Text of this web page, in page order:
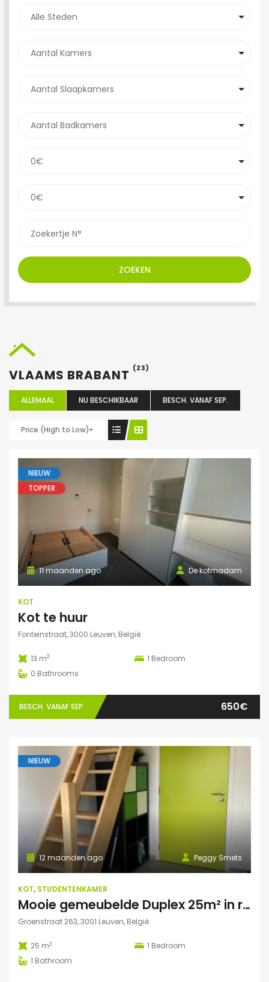
ZOEKEN
VLAAMS BRABANT (23)
ALLEMAAL NU BESCHIKBAAR BESCH. VANAF SEP.
Price (High to Low)
NIEUW
TOPPER
De kotmadam
11 maanden ago
KOT
Kot te huur
Fonteinstraat, 3000 Leuven, België
13 m2 1 Bedroom
0 Bathrooms
BESCH. VANAF SEP. 650€
NIEUW
Peggy Smets
12 maanden ago
KOT, STUDENTENKAMER
Mooie gemeubelde Duplex 25m² in residentie met tuin
Groenstraat 263, 3001 Leuven, België
25 m2 1 Bedroom
1 Bathroom